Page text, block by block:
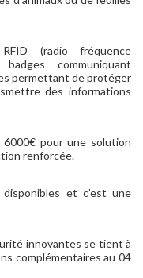
(radio fréquence
communiquant
permettant de protéger
des informations
pour une solution
renforcée.
et c’est une
innovantes se tient à
complémentaires au 04